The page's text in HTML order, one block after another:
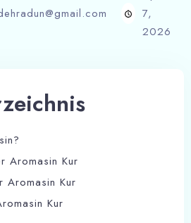
7,
2026
Aromasin Kur
Aromasin Kur
Kur